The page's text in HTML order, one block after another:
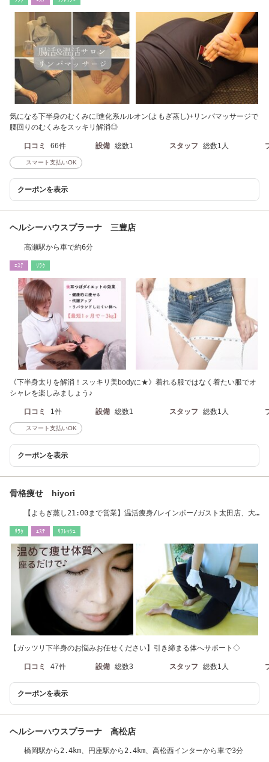
気になる下半身のむくみに!進化系ルルオン(よもぎ蒸し)+リンパマッサージで
腰回りのむくみをスッキリ解消◎
口コミ 66件 設備 総数1 スタッフ 総数1人
スマート支払いOK
クーポンを表示
ヘルシーハウスプラーナ 三豊店
高瀬駅から車で約6分
ｴｽﾃ ﾘﾗｸ
《下半身太りを解消！スッキリ美bodyに★》着れる服ではなく着たい服でオ
シャレを楽しみましょう♪
口コミ 1件 設備 総数1 スタッフ 総数1人
スマート支払いOK
クーポンを表示
骨格痩せ hiyori
【よもぎ蒸し21:00まで営業】温活痩身/レインボー/ガスト太田店、大
ﾘﾗｸ ｴｽﾃ ﾘﾌﾚｯｼｭ
【ガッツリ下半身のお悩みお任せください】引き締まる体へサポート◇
口コミ 47件 設備 総数3 スタッフ 総数1人
クーポンを表示
ヘルシーハウスプラーナ 高松店
橋岡駅から2.4km、円座駅から2.4km、高松西インターから車で3分